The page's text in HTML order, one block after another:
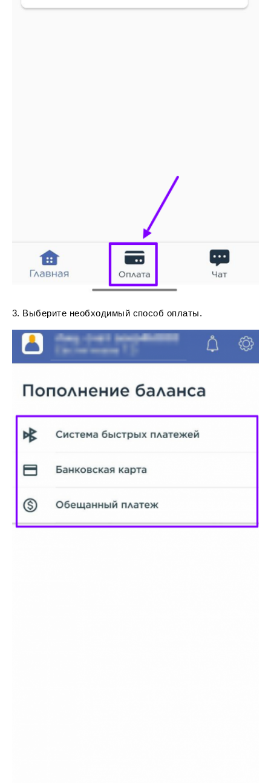
3. Выберите необходимый способ оплаты.